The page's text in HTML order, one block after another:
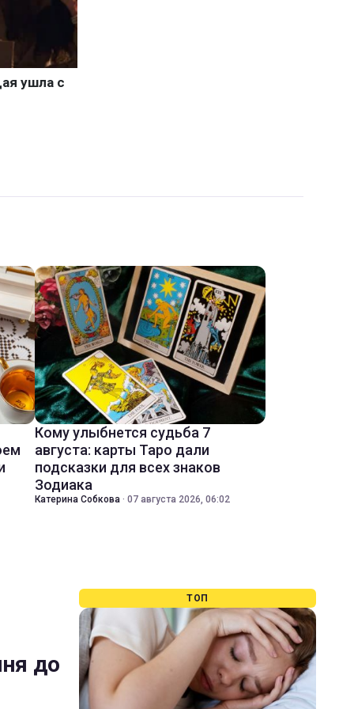
Кому улыбнется судьба 7
августа: карты Таро дали
подсказки для всех знаков
Зодиака
Катерина Собкова · 07 августа 2026, 06:02
до
ТОП